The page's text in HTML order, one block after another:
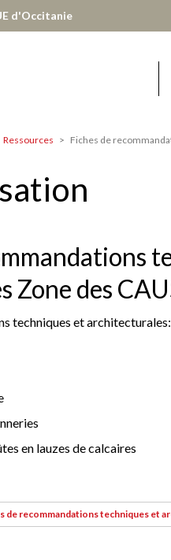
d'Occitanie
Ressources Fiches de
des
techniques et architecturales:
en lauzes de calcaires
de recommandations techniques et